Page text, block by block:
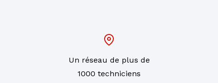
Un réseau de plus de
1000 techniciens